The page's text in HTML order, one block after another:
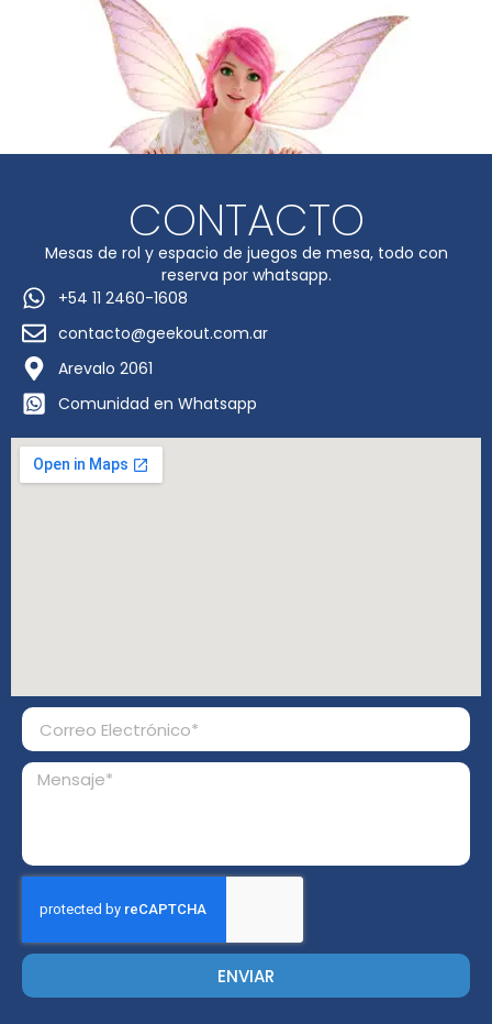
CONTACTO
Mesas de rol y espacio de juegos de mesa, todo con
reserva por whatsapp.
+54 11 2460-1608
contacto@geekout.com.ar
Arevalo 2061
Comunidad en Whatsapp
ENVIAR